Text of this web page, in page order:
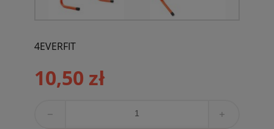
4EVERFIT
10,50 zł
remove add